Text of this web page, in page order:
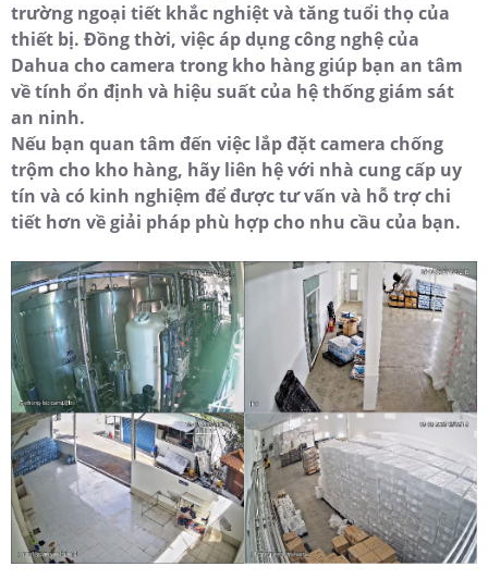
Việc lắp đặt camera chống trộm cho kho hàng là một
quyết định thông minh để ️🏅️đảm bảo chất lượng
hơn với hệ thống camera an ninh và giám sát tốt
hơn cho tài sản của bạn. Sử dụng camera với chất
lượng hình ảnh cao như 2.0 MP FULL HD 1080P của
Dahua giúp bạn có những hình ảnh sắc nét và rõ
ràng.
Việc lắp camera vị trí chống mưa nắng, có thân bằng
kim loại chất lượng tốt giúp camera chịu được môi
trường ngoại tiết khắc nghiệt và tăng tuổi thọ của
thiết bị. Đồng thời, việc áp dụng công nghệ của
Dahua cho camera trong kho hàng giúp bạn an tâm
về tính ổn định và hiệu suất của hệ thống giám sát
an ninh.
Nếu bạn quan tâm đến việc lắp đặt camera chống
trộm cho kho hàng, hãy liên hệ với nhà cung cấp uy
tín và có kinh nghiệm để được tư vấn và hỗ trợ chi
tiết hơn về giải pháp phù hợp cho nhu cầu của bạn.